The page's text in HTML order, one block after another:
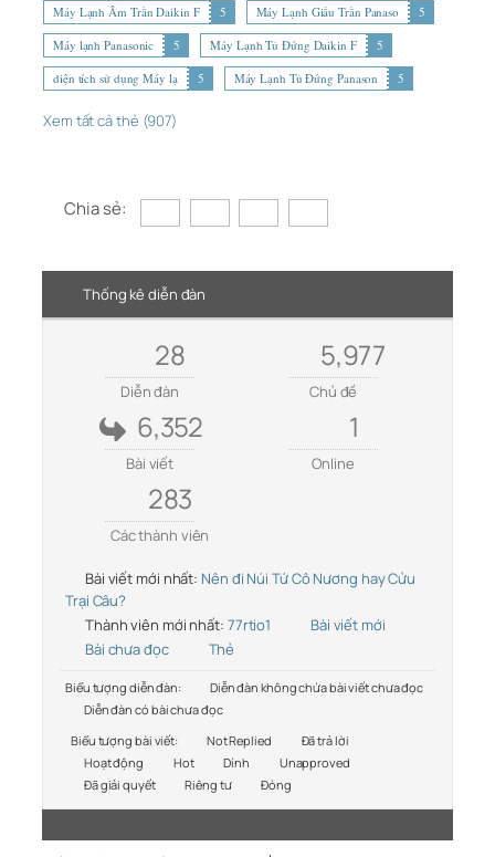
Máy Lạnh Âm Trần Daikin F
5 Máy Lạnh Giấu Trần Panaso
5
Máy lạnh Panasonic
5 Máy Lạnh Tủ Đứng Daikin F
5
diện tích sử dụng Máy lạ
5 Máy Lạnh Tủ Đứng Panason 5
Xem tất cả thẻ (907)
Chia sẻ:
Thống kê diễn đàn
28
Diễn đàn
5,977
Chủ đề
6,352
Bài viết
1
Online
283
Các thành viên
Bài viết mới nhất: Nên đi Núi Tứ Cô Nương hay Cửu
Trại Câu?
Thành viên mới nhất: 77rtio1
Bài viết mới
Bài chưa đọc
Thẻ
Biểu tượng diễn đàn:
Diễn đàn không chứa bài viết chưa đọc
Diễn đàn có bài chưa đọc
Biểu tượng bài viết:
Not Replied
Đã trả lời
Hoạt động
Hot Dính
Unapproved
Đã giải quyết
Riêng tư Đóng